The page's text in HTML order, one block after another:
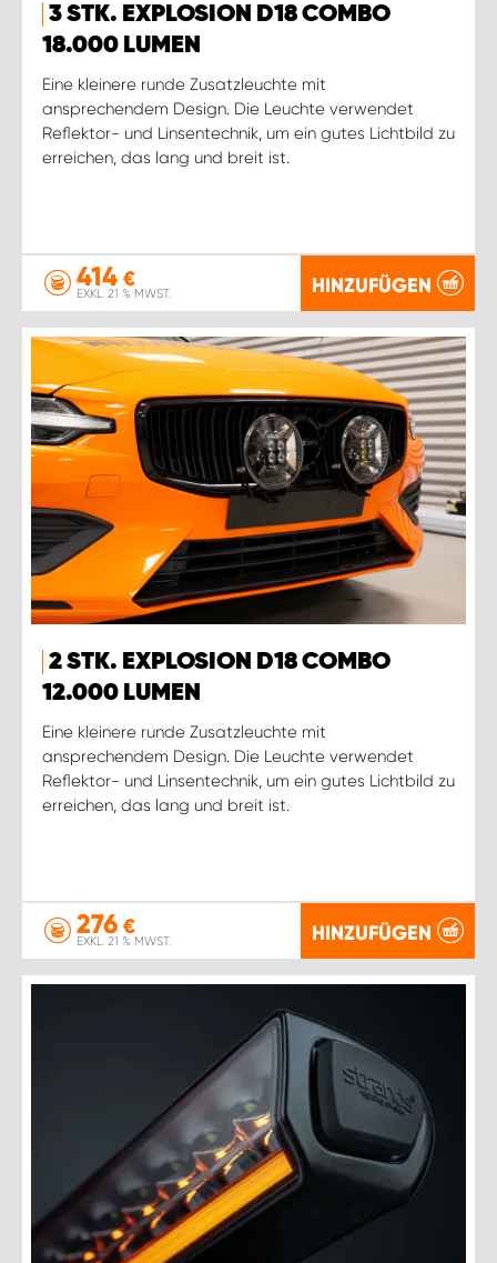
3 STK. EXPLOSION D18 COMBO
18.000 LUMEN
Eine kleinere runde Zusatzleuchte mit
ansprechendem Design. Die Leuchte verwendet
Reflektor- und Linsentechnik, um ein gutes Lichtbild zu
erreichen, das lang und breit ist.
414 €
EXKL. 21 % MWST. HINZUFÜGEN
2 STK. EXPLOSION D18 COMBO
12.000 LUMEN
Eine kleinere runde Zusatzleuchte mit
ansprechendem Design. Die Leuchte verwendet
Reflektor- und Linsentechnik, um ein gutes Lichtbild zu
erreichen, das lang und breit ist.
276 €
EXKL. 21 % MWST. HINZUFÜGEN